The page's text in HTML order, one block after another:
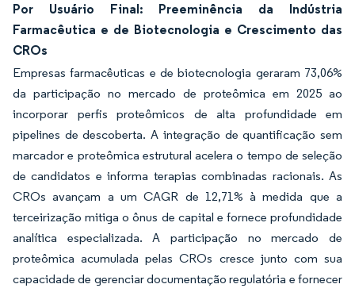
Por Usuário Final: Preeminência da Indústria
Farmacêutica e de Biotecnologia e Crescimento das
CROs
Empresas farmacêuticas e de biotecnologia geraram 73,06%
da participação no mercado de proteômica em 2025 ao
incorporar perfis proteômicos de alta profundidade em
pipelines de descoberta. A integração de quantificação sem
marcador e proteômica estrutural acelera o tempo de seleção
de candidatos e informa terapias combinadas racionais. As
CROs avançam a um CAGR de 12,71% à medida que a
terceirização mitiga o ônus de capital e fornece profundidade
analítica especializada. A participação no mercado de
proteômica acumulada pelas CROs cresce junto com sua
capacidade de gerenciar documentação regulatória e fornecer